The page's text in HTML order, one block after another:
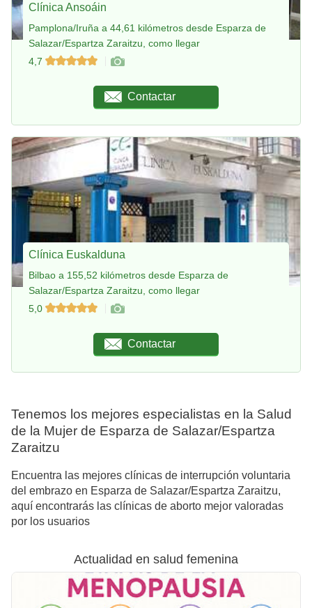
Clínica Ansoáin
Pamplona/Iruña a 44,61 kilómetros desde Esparza de
Salazar/Espartza Zaraitzu, como llegar
4,7
Contactar
Clínica Euskalduna
Bilbao a 155,52 kilómetros desde Esparza de
Salazar/Espartza Zaraitzu, como llegar
5,0
Contactar
Tenemos los mejores especialistas en la Salud
de la Mujer de Esparza de Salazar/Espartza
Zaraitzu
Encuentra las mejores clínicas de interrupción voluntaria
del embrazo en Esparza de Salazar/Espartza Zaraitzu,
aquí encontrarás las clínicas de aborto mejor valoradas
por los usuarios
Actualidad en salud femenina